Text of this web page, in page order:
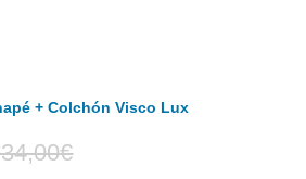
+ Colchón Visco Lux
€El